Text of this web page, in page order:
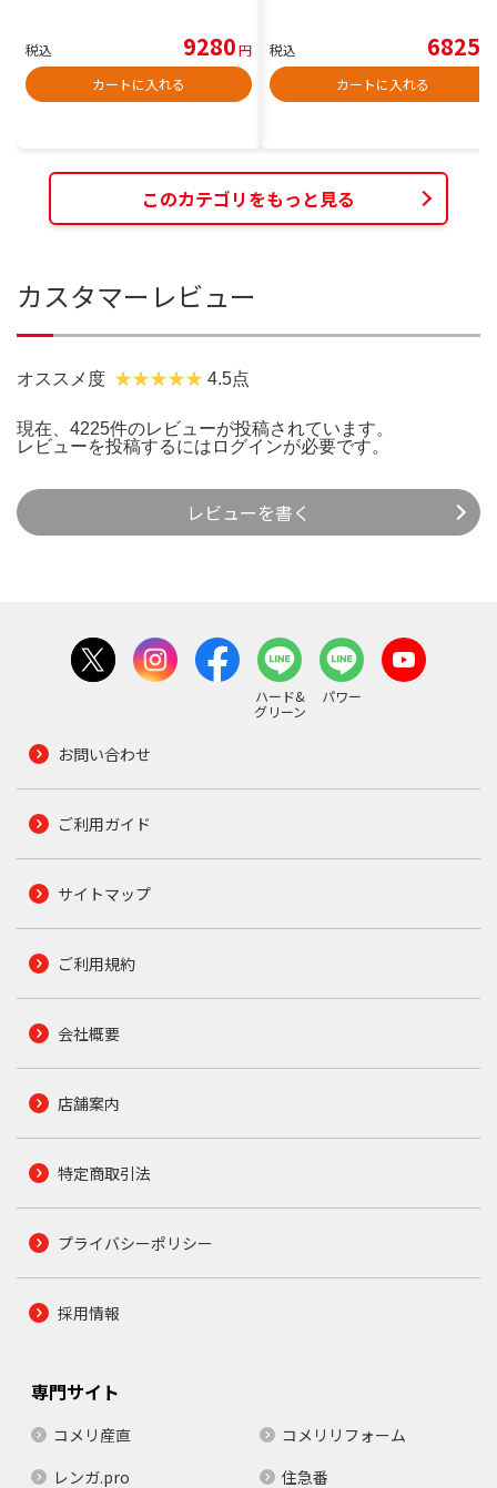
税込 9280円
カートに入れる
税込 6825
カートに入れる
このカテゴリをもっと見る
カスタマーレビュー
オススメ度 4.5点
現在、4225件のレビューが投稿されています。
レビューを投稿するには ログインが必要です。
レビューを書く
ハード&
グリーン
パワー
お問い合わせ
ご利用ガイド
サイトマップ
ご利用規約
会社概要
店舗案内
特定商取引法
プライバシーポリシー
採用情報
専門サイト
コメリ産直
コメリリフォーム
レンガ.pro
住急番